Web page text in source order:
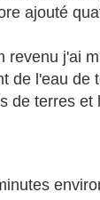
ajouté
revenu j'ai
de l'eau de
de terres et